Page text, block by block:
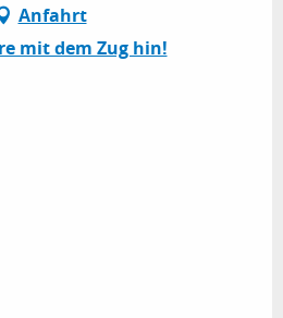
Anfahrt
mit dem Zug hin!